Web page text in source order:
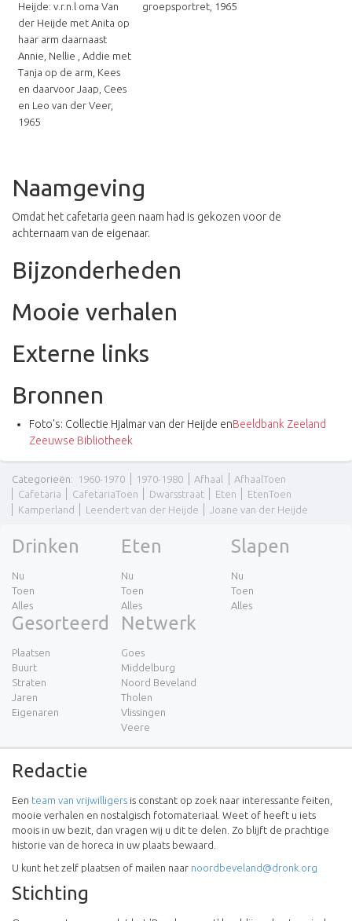
Heijde: v.r.n.l oma Van
der Heijde met Anita op
haar arm daarnaast
Annie, Nellie , Addie met
Tanja op de arm, Kees
en daarvoor Jaap, Cees
en Leo van der Veer,
1965
groepsportret, 1965
Naamgeving
Omdat het cafetaria geen naam had is gekozen voor de
achternaam van de eigenaar.
Bijzonderheden
Mooie verhalen
Externe links
Bronnen
Foto's: Collectie Hjalmar van der Heijde enBeeldbank Zeeland
Zeeuwse Bibliotheek
Categorieën: 1960-1970 1970-1980 Afhaal
AfhaalToen
Cafetaria
CafetariaToen Dwarsstraat Eten
EtenToen
Kamperland
Leendert van der Heijde Joane van der Heijde
Drinken
Nu
Toen
Alles
Eten
Nu
Toen
Alles
Slapen
Nu
Toen
Alles
Gesorteerd
Plaatsen
Buurt
Straten
Jaren
Eigenaren
Netwerk
Goes
Middelburg
Noord Beveland
Tholen
Vlissingen
Veere
Redactie
Een team van vrijwilligers is constant op zoek naar interessante feiten,
mooie verhalen en nostalgisch fotomateriaal. Weet of heeft u iets
moois in uw bezit, dan vragen wij u dit te delen. Zo blijft de prachtige
historie van de horeca in uw plaats bewaard.
U kunt het zelf plaatsen of mailen naar noordbeveland@dronk.org
Stichting